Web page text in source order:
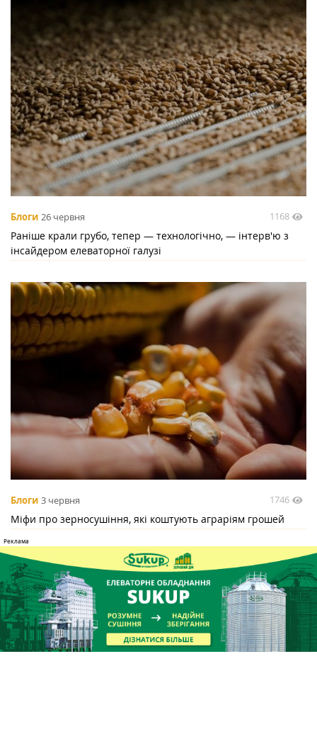
Блоги 26 червня 1168
Раніше крали грубо, тепер — технологічно, — інтерв'ю з
інсайдером елеваторної галузі
Блоги 3 червня 1746
Міфи про зерносушіння, які коштують аграріям грошей